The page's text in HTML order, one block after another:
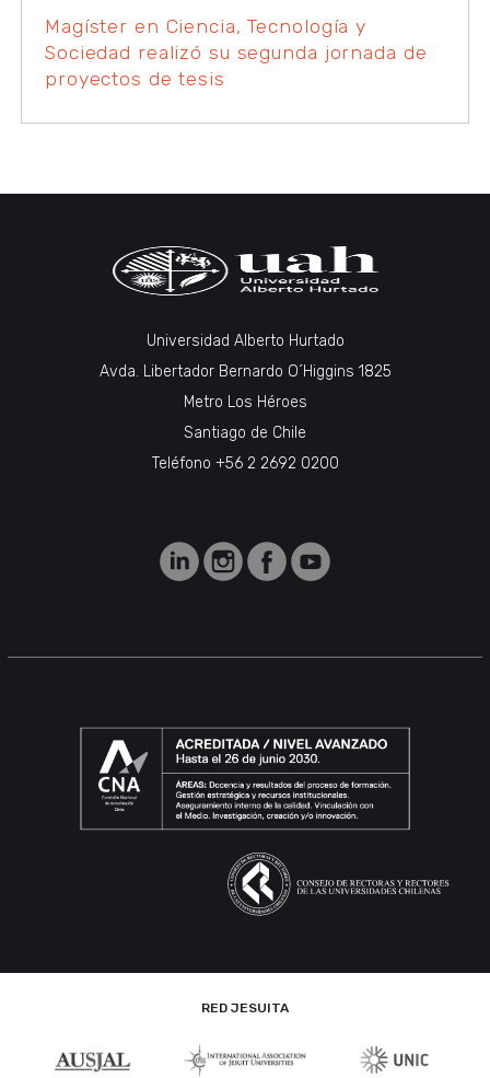
Magíster en Ciencia, Tecnología y
Sociedad realizó su segunda jornada de
proyectos de tesis
Universidad Alberto Hurtado
Avda. Libertador Bernardo O´Higgins 1825
Metro Los Héroes
Santiago de Chile
Teléfono +56 2 2692 0200
RED JESUITA